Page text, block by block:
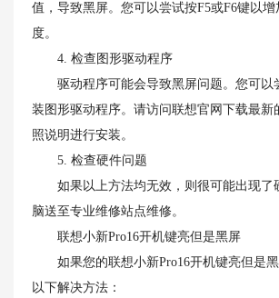
值，导致黑屏。您可以尝试按F5或F6键以
度。
4. 检查图形驱动程序
驱动程序可能会导致黑屏问题。您可以
装图形驱动程序。请访问联想官网下载最新
照说明进行安装。
5. 检查硬件问题
如果以上方法均无效，则很可能出现了
脑送至专业维修站点维修。
联想小新Pro16开机键亮但是黑屏
如果您的联想小新Pro16开机键亮但是黑
以下解决方法：